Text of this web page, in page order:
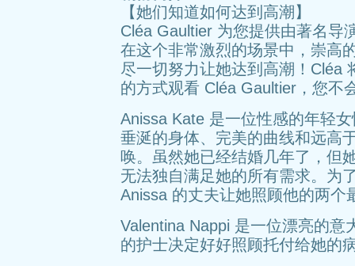
【她们知道如何达到高潮】
Cléa Gaultier 为您提供由著名导
在这个非常激烈的场景中，崇高
尽一切努力让她达到高潮！Cléa
的方式观看 Cléa Gaultier，您不
Anissa Kate 是一位性感的年轻
垂涎的身体、完美的曲线和远高
唤。虽然她已经结婚几年了，但
无法独自满足她的所有需求。为
Anissa 的丈夫让她照顾他的两个
Valentina Nappi 是一位漂亮的
的护士决定好好照顾托付给她